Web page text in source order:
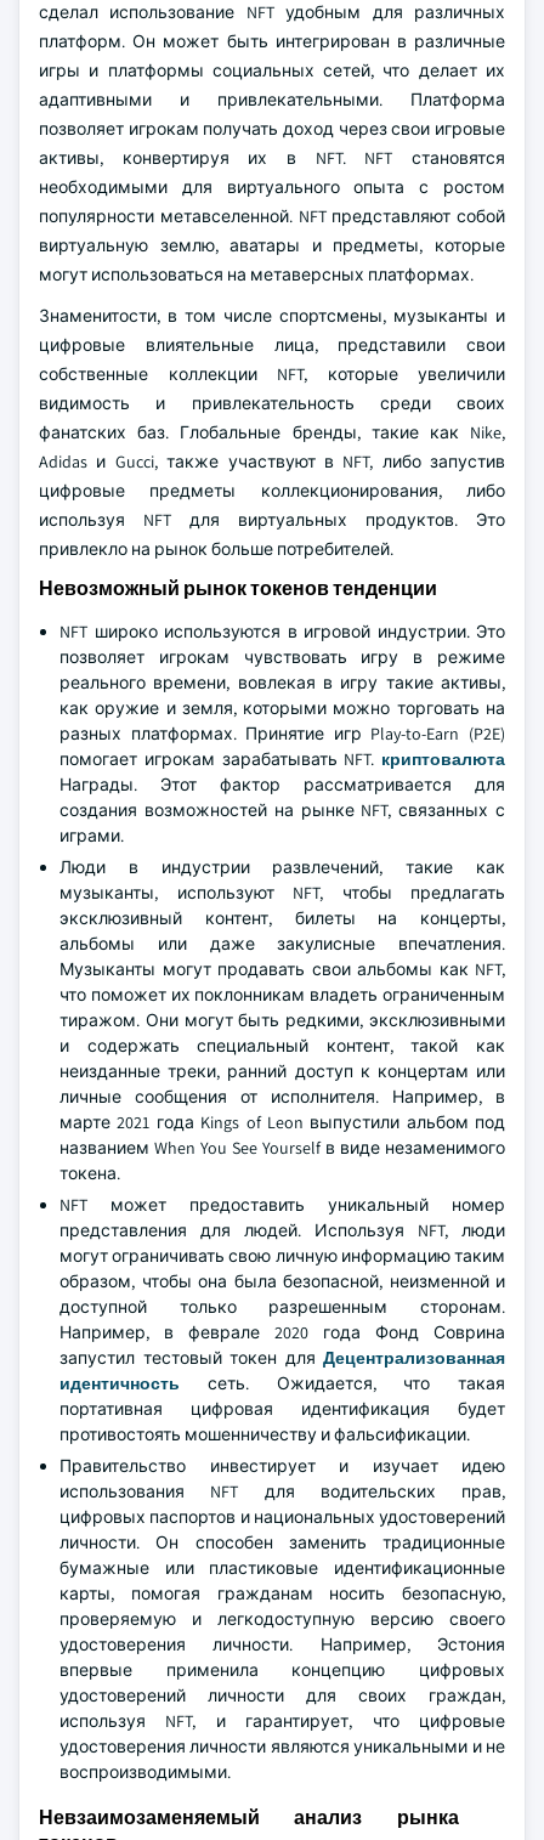
сделал использование NFT удобным для различных
платформ. Он может быть интегрирован в различные
игры и платформы социальных сетей, что делает их
адаптивными и привлекательными. Платформа
позволяет игрокам получать доход через свои игровые
активы, конвертируя их в NFT. NFT становятся
необходимыми для виртуального опыта с ростом
популярности метавселенной. NFT представляют собой
виртуальную землю, аватары и предметы, которые
могут использоваться на метаверсных платформах.
Знаменитости, в том числе спортсмены, музыканты и
цифровые влиятельные лица, представили свои
собственные коллекции NFT, которые увеличили
видимость и привлекательность среди своих
фанатских баз. Глобальные бренды, такие как Nike,
Adidas и Gucci, также участвуют в NFT, либо запустив
цифровые предметы коллекционирования, либо
используя NFT для виртуальных продуктов. Это
привлекло на рынок больше потребителей.
Невозможный рынок токенов тенденции
NFT широко используются в игровой индустрии. Это
позволяет игрокам чувствовать игру в режиме
реального времени, вовлекая в игру такие активы,
как оружие и земля, которыми можно торговать на
разных платформах. Принятие игр Play-to-Earn (P2E)
помогает игрокам зарабатывать NFT. криптовалюта
Награды. Этот фактор рассматривается для
создания возможностей на рынке NFT, связанных с
играми.
Люди в индустрии развлечений, такие как
музыканты, используют NFT, чтобы предлагать
эксклюзивный контент, билеты на концерты,
альбомы или даже закулисные впечатления.
Музыканты могут продавать свои альбомы как NFT,
что поможет их поклонникам владеть ограниченным
тиражом. Они могут быть редкими, эксклюзивными
и содержать специальный контент, такой как
неизданные треки, ранний доступ к концертам или
личные сообщения от исполнителя. Например, в
марте 2021 года Kings of Leon выпустили альбом под
названием When You See Yourself в виде незаменимого
токена.
NFT может предоставить уникальный номер
представления для людей. Используя NFT, люди
могут ограничивать свою личную информацию таким
образом, чтобы она была безопасной, неизменной и
доступной только разрешенным сторонам.
Например, в феврале 2020 года Фонд Соврина
запустил тестовый токен для Децентрализованная
идентичность сеть. Ожидается, что такая
портативная цифровая идентификация будет
противостоять мошенничеству и фальсификации.
Правительство инвестирует и изучает идею
использования NFT для водительских прав,
цифровых паспортов и национальных удостоверений
личности. Он способен заменить традиционные
бумажные или пластиковые идентификационные
карты, помогая гражданам носить безопасную,
проверяемую и легкодоступную версию своего
удостоверения личности. Например, Эстония
впервые применила концепцию цифровых
удостоверений личности для своих граждан,
используя NFT, и гарантирует, что цифровые
удостоверения личности являются уникальными и не
воспроизводимыми.
Невзаимозаменяемый анализ рынка